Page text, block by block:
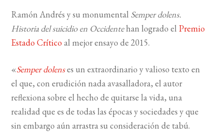
hijo
LA EDITORIAL
hijo
FOREIGN RIGHTS
CONTACTO
MI CUENTA
BUSCAR
Ramón Andrés y su monumental Semper dolens.
Historia del suicidio en Occidentehan logrado el Premio
Estado Crítico al mejor ensayo de 2015.
«Semper dolenses un extraordinario y valioso texto en
el que, con erudición nada avasalladora, el autor
reflexiona sobre el hecho de quitarse la vida, una
realidad que es de todas las épocas y sociedades y que
sin embargo aún arrastra su consideración de tabú.